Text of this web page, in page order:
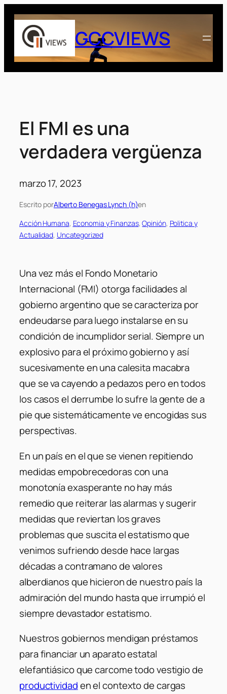
Saltar
contenido
GCCVIEWS
El FMI es una
verdadera vergüenza
marzo 17, 2023
Escrito porAlberto Benegas Lynch (h)en
Acción Humana, Economia y Finanzas, Opinión, Politica y
Actualidad, Uncategorized
Una vez más el Fondo Monetario
Internacional (FMI) otorga facilidades al
gobierno argentino que se caracteriza por
endeudarse para luego instalarse en su
condición de incumplidor serial. Siempre un
explosivo para el próximo gobierno y así
sucesivamente en una calesita macabra
que se va cayendo a pedazos pero en todos
los casos el derrumbe lo sufre la gente de a
pie que sistemáticamente ve encogidas sus
perspectivas.
En un país en el que se vienen repitiendo
medidas empobrecedoras con una
monotonía exasperante no hay más
remedio que reiterar las alarmas y sugerir
medidas que reviertan los graves
problemas que suscita el estatismo que
venimos sufriendo desde hace largas
décadas a contramano de valores
alberdianos que hicieron de nuestro país la
admiración del mundo hasta que irrumpió el
siempre devastador estatismo.
Nuestros gobiernos mendigan préstamos
para financiar un aparato estatal
elefantiásico que carcome todo vestigio de
productividaden el contexto de cargas